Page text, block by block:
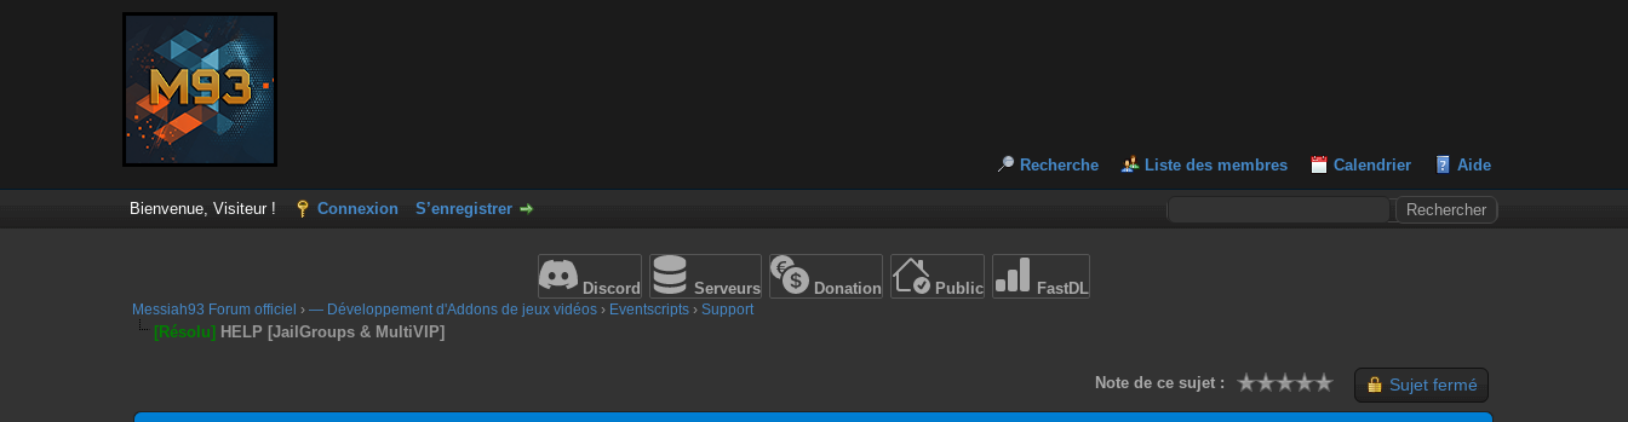
Recherche Liste des membres Calendrier Aide
Bienvenue, Visiteur ! Connexion S’enregistrer
Discord Serveurs Donation Public FastDL
Messiah93 Forum officiel ›— Développement d'Addons de jeux vidéos › Eventscripts ›Support
[Résolu] HELP [JailGroups & MultiVIP]
Sujet fermé
Note de ce sujet :